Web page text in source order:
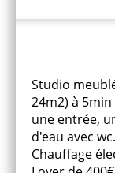
Studio
24m2) à
une entrée,
d'eau avec wc.
Chauffage